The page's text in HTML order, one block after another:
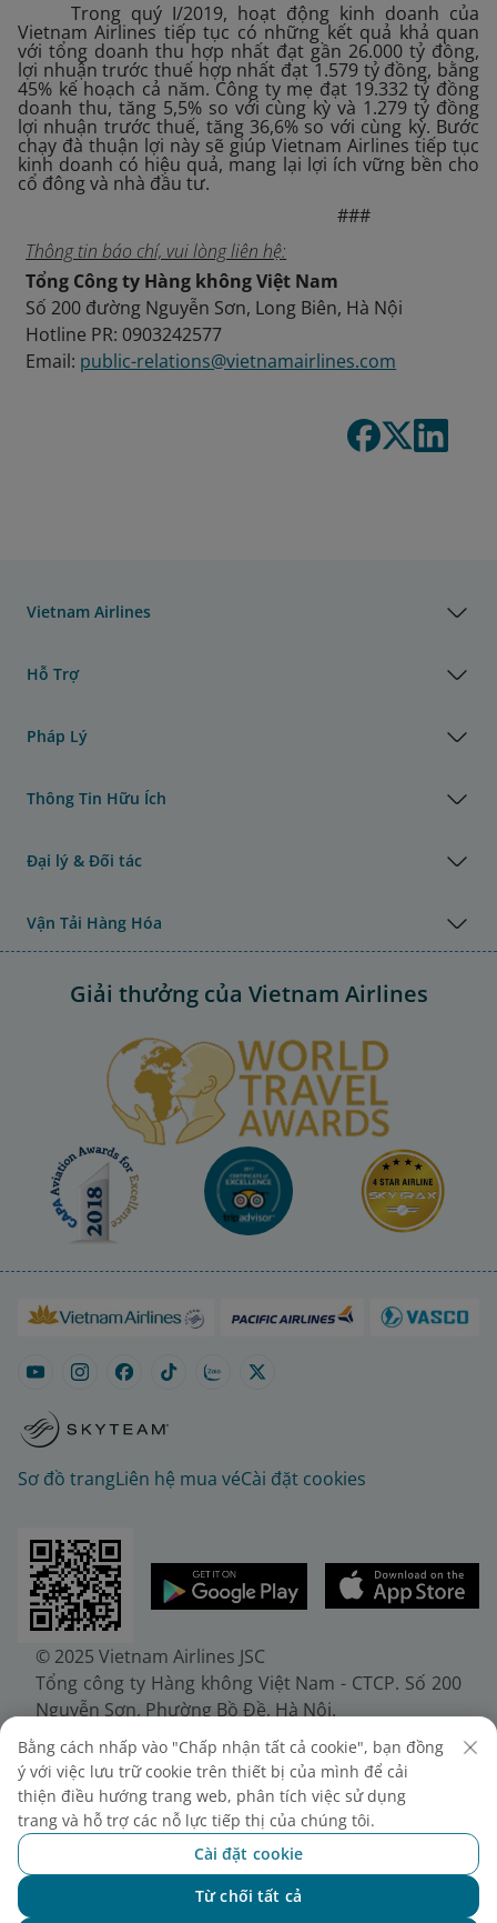
Trong quý I/2019, hoạt động kinh doanh của
Vietnam Airlines tiếp tục có những kết quả khả quan
với tổng doanh thu hợp nhất đạt gần 26.000 tỷ đồng,
lợi nhuận trước thuế hợp nhất đạt 1.579 tỷ đồng, bằng
45% kế hoạch cả năm. Công ty mẹ đạt 19.332 tỷ đồng
doanh thu, tăng 5,5% so với cùng kỳ và 1.279 tỷ đồng
lợi nhuận trước thuế, tăng 36,6% so với cùng kỳ. Bước
chạy đà thuận lợi này sẽ giúp Vietnam Airlines tiếp tục
kinh doanh có hiệu quả, mang lại lợi ích vững bền cho
cổ đông và nhà đầu tư.
###
Thông tin báo chí, vui lòng liên hệ:
Tổng Công ty Hàng không Việt Nam
Số 200 đường Nguyễn Sơn, Long Biên, Hà Nội
Hotline PR: 0903242577
Email: public-relations@vietnamairlines.com
Vietnam Airlines
Hỗ Trợ
Pháp Lý
Thông Tin Hữu Ích
Đại lý & Đối tác
Vận Tải Hàng Hóa
Giải thưởng của Vietnam Airlines
Sơ đồ trangLiên hệ mua véCài đặt cookies
© 2025 Vietnam Airlines JSC
Tổng công ty Hàng không Việt Nam - CTCP. Số 200
Nguyễn Sơn, Phường Bồ Đề, Hà Nội.
Điện thoại: (+84-24) 38272289. Fax: (+84-24)
38722375
Giấy chứng nhận đăng ký doanh nghiệp, mã số
doanh nghiệp 0100107518, đăng ký lần đầu ngày
30/6/2010, đăng ký thay đổi lần thứ 10 ngày
24/7/2025, cấp bởi Sở Tài chính Thành phố Hà Nội.
Bằng cách nhấp vào "Chấp nhận tất cả cookie", bạn đồng
ý với việc lưu trữ cookie trên thiết bị của mình để cải
thiện điều hướng trang web, phân tích việc sử dụng
trang và hỗ trợ các nỗ lực tiếp thị của chúng tôi.
Cài đặt cookie
Từ chối tất cả